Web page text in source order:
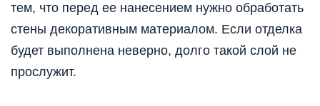
тем, что перед ее нанесением нужно обработать
стены декоративным материалом. Если отделка
будет выполнена неверно, долго такой слой не
прослужит.